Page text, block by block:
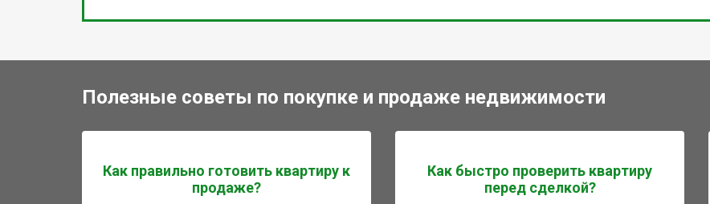
Полезные советы по покупке и продаже недвижимости
Как правильно готовить квартиру к
продаже?
Как быстро проверить квартиру
перед сделкой?